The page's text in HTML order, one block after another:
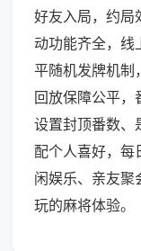
好友入局，约局
动功能齐全，线
平随机发牌机制
回放保障公平
设置封顶番数、
配个人喜好，每
闲娱乐、亲友聚
玩的麻将体验。